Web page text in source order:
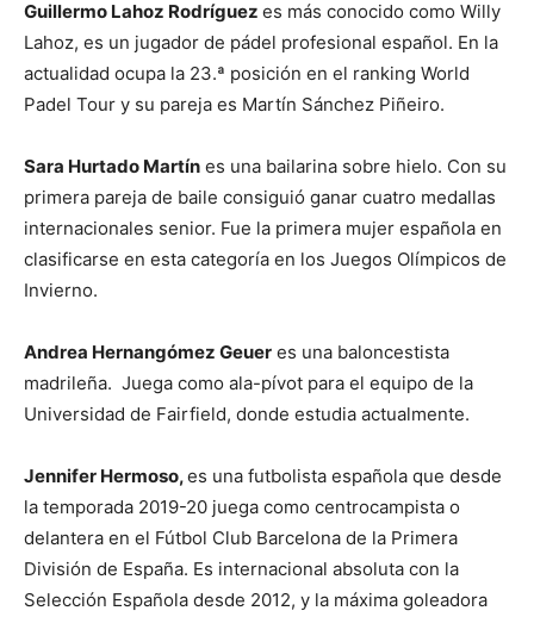
Guillermo Lahoz Rodríguez es más conocido como Willy
Lahoz, es un jugador de pádel profesional español. En la
actualidad ocupa la 23.ª posición en el ranking World
Padel Tour y su pareja es Martín Sánchez Piñeiro.
Sara Hurtado Martín es una bailarina sobre hielo. Con su
primera pareja de baile consiguió ganar cuatro medallas
internacionales senior. Fue la primera mujer española en
clasificarse en esta categoría en los Juegos Olímpicos de
Invierno.
Andrea Hernangómez Geuer es una baloncestista
madrileña. Juega como ala-pívot para el equipo de la
Universidad de Fairfield, donde estudia actualmente.
Jennifer Hermoso,es una futbolista española que desde
la temporada 2019-20 juega como centrocampista o
delantera en el Fútbol Club Barcelona de la Primera
División de España. Es internacional absoluta con la
Selección Española desde 2012, y la máxima goleadora